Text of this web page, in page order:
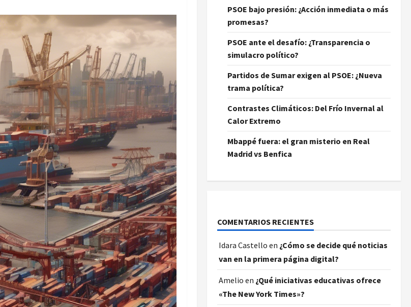
PSOE bajo presión: ¿Acción inmediata o más
promesas?
PSOE ante el desafío: ¿Transparencia o
simulacro político?
Partidos de Sumar exigen al PSOE: ¿Nueva
trama política?
Contrastes Climáticos: Del Frío Invernal al
Calor Extremo
Mbappé fuera: el gran misterio en Real
Madrid vs Benfica
COMENTARIOS RECIENTES
Idara Castello en ¿Cómo se decide qué noticias
van en la primera página digital?
Amelio en ¿Qué iniciativas educativas ofrece
«The New York Times»?